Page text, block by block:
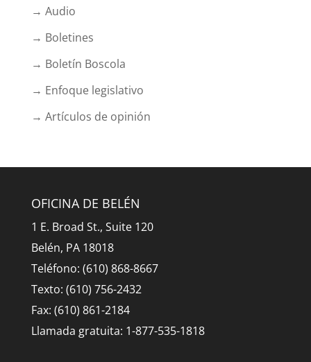
→ Audio
→ Boletines
→ Boletín Boscola
→ Enfoque legislativo
→ Artículos de opinión
OFICINA DE BELÉN
1 E. Broad St., Suite 120
Belén, PA 18018
Teléfono: (610) 868-8667
Texto: (610) 756-2432
Fax: (610) 861-2184
Llamada gratuita: 1-877-535-1818